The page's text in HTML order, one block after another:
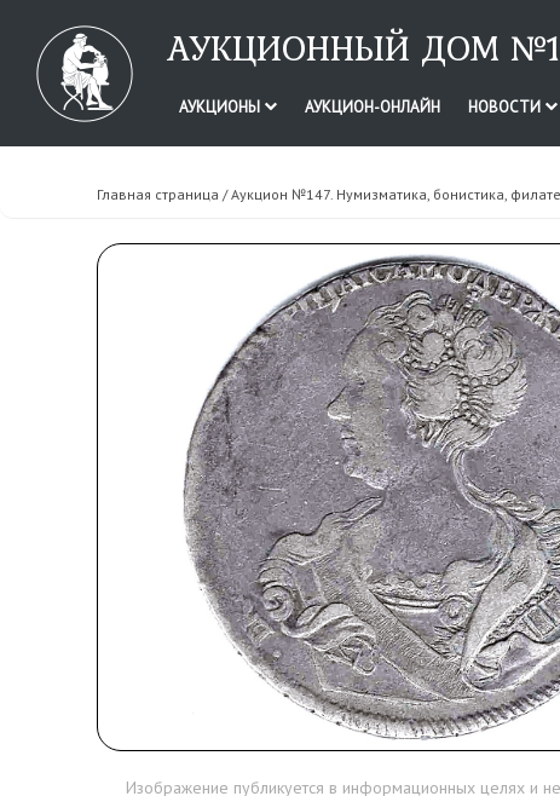
АУКЦИОННЫЙ ДОМ №1
АУКЦИОНЫ АУКЦИОН-ОНЛАЙН НОВОСТИ
Главная страница /Аукцион №147. Нумизматика, бонистика,
Изображение публикуется в информационных целях и